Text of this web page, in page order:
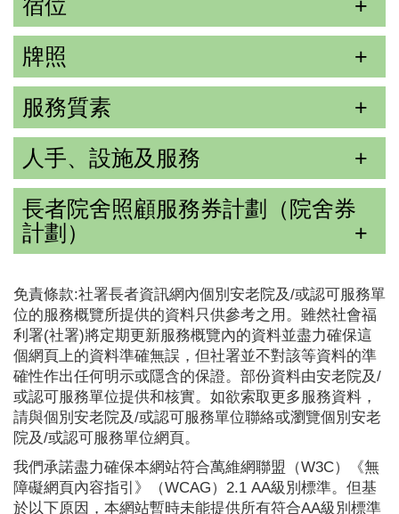
宿位
牌照
服務質素
人手、設施及服務
長者院舍照顧服務券計劃（院舍券
計劃）
免責條款:社署長者資訊網內個別安老院及/或認可服務單
位的服務概覽所提供的資料只供參考之用。雖然社會福
利署(社署)將定期更新服務概覽內的資料並盡力確保這
個網頁上的資料準確無誤，但社署並不對該等資料的準
確性作出任何明示或隱含的保證。部份資料由安老院及/
或認可服務單位提供和核實。如欲索取更多服務資料，
請與個別安老院及/或認可服務單位聯絡或瀏覽個別安老
院及/或認可服務單位網頁。
我們承諾盡力確保本網站符合萬維網聯盟（W3C）《無
障礙網頁內容指引》（WCAG）2.1 AA級別標準。但基
於以下原因，本網站暫時未能提供所有符合AA級別標準